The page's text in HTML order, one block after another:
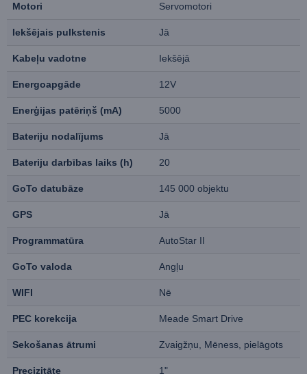
Motori Servomotori
Iekšējais pulkstenis Jā
Kabeļu vadotne Iekšējā
Energoapgāde 12V
Enerģijas patēriņš (mA) 5000
Bateriju nodalījums Jā
Bateriju darbības laiks (h) 20
GoTo datubāze 145 000 objektu
GPS Jā
Programmatūra AutoStar II
GoTo valoda Angļu
WIFI Nē
PEC korekcija Meade Smart Drive
Sekošanas ātrumi Zvaigžņu, Mēness, pielāgots
Precizitāte 1"